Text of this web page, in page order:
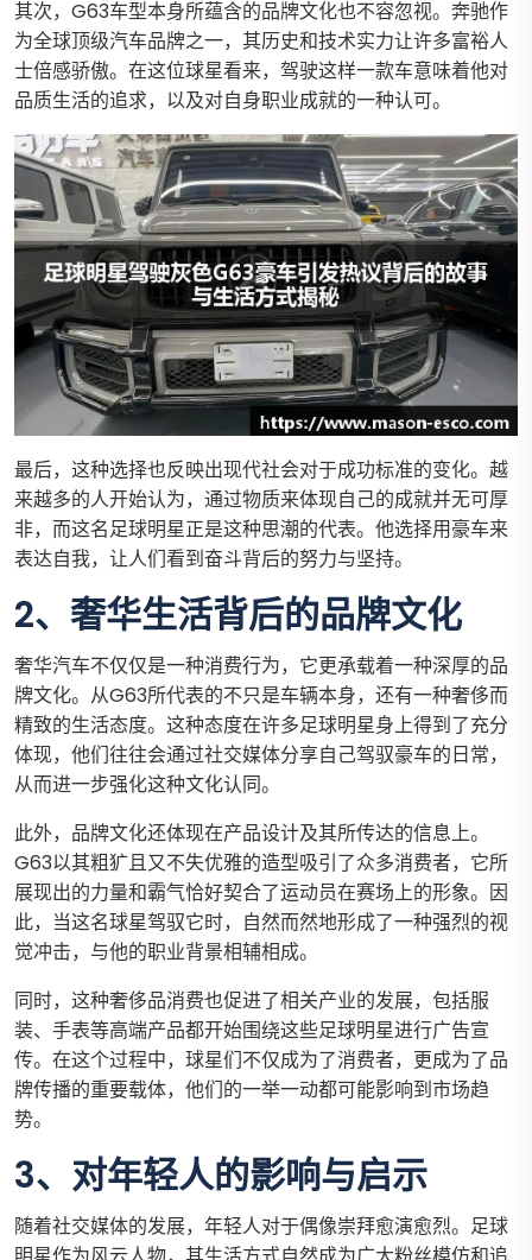
其次，G63车型本身所蕴含的品牌文化也不容忽视。奔驰作
为全球顶级汽车品牌之一，其历史和技术实力让许多富裕人
士倍感骄傲。在这位球星看来，驾驶这样一款车意味着他对
品质生活的追求，以及对自身职业成就的一种认可。
最后，这种选择也反映出现代社会对于成功标准的变化。越
来越多的人开始认为，通过物质来体现自己的成就并无可厚
非，而这名足球明星正是这种思潮的代表。他选择用豪车来
表达自我，让人们看到奋斗背后的努力与坚持。
2、奢华生活背后的品牌文化
奢华汽车不仅仅是一种消费行为，它更承载着一种深厚的品
牌文化。从G63所代表的不只是车辆本身，还有一种奢侈而
精致的生活态度。这种态度在许多足球明星身上得到了充分
体现，他们往往会通过社交媒体分享自己驾驭豪车的日常，
从而进一步强化这种文化认同。
此外，品牌文化还体现在产品设计及其所传达的信息上。
G63以其粗犷且又不失优雅的造型吸引了众多消费者，它所
展现出的力量和霸气恰好契合了运动员在赛场上的形象。因
此，当这名球星驾驭它时，自然而然地形成了一种强烈的视
觉冲击，与他的职业背景相辅相成。
同时，这种奢侈品消费也促进了相关产业的发展，包括服
装、手表等高端产品都开始围绕这些足球明星进行广告宣
传。在这个过程中，球星们不仅成为了消费者，更成为了品
牌传播的重要载体，他们的一举一动都可能影响到市场趋
势。
3、对年轻人的影响与启示
随着社交媒体的发展，年轻人对于偶像崇拜愈演愈烈。足球